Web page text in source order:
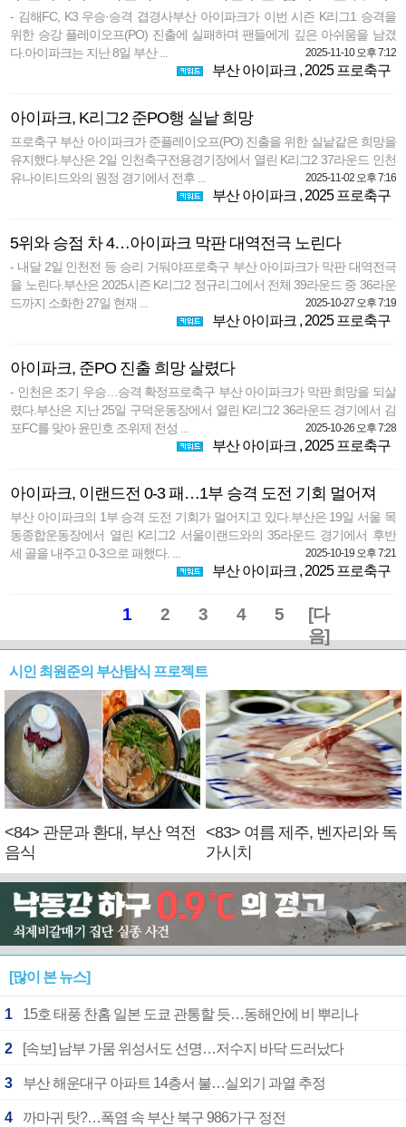
- 김해FC, K3 우승·승격 겹경사부산 아이파크가 이번 시즌 K리그1 승격을
위한 승강 플레이오프(PO) 진출에 실패하며 팬들에게 깊은 아쉬움을 남겼
다.아이파크는 지난 8일 부산 ...
2025-11-10 오후 7:12
부산 아이파크 , 2025 프로축구
아이파크, K리그2 준PO행 실낱 희망
프로축구 부산 아이파크가 준플레이오프(PO) 진출을 위한 실낱같은 희망을
유지했다.부산은 2일 인천축구전용경기장에서 열린 K리그2 37라운드 인천
유나이티드와의 원정 경기에서 전후 ...
2025-11-02 오후 7:16
부산 아이파크 , 2025 프로축구
5위와 승점 차 4…아이파크 막판 대역전극 노린다
- 내달 2일 인천전 등 승리 거둬야프로축구 부산 아이파크가 막판 대역전극
을 노린다.부산은 2025시즌 K리그2 정규리그에서 전체 39라운드 중 36라운
드까지 소화한 27일 현재 ...
2025-10-27 오후 7:19
부산 아이파크 , 2025 프로축구
아이파크, 준PO 진출 희망 살렸다
- 인천은 조기 우승…승격 확정프로축구 부산 아이파크가 막판 희망을 되살
렸다.부산은 지난 25일 구덕운동장에서 열린 K리그2 36라운드 경기에서 김
포FC를 맞아 윤민호 조위제 전성 ...
2025-10-26 오후 7:28
부산 아이파크 , 2025 프로축구
아이파크, 이랜드전 0-3 패…1부 승격 도전 기회 멀어져
부산 아이파크의 1부 승격 도전 기회가 멀어지고 있다.부산은 19일 서울 목
동종합운동장에서 열린 K리그2 서울이랜드와의 35라운드 경기에서 후반
세 골을 내주고 0-3으로 패했다. ...
2025-10-19 오후 7:21
부산 아이파크 , 2025 프로축구
1 2 3 4 5
[다
음]
시인 최원준의 부산탐식 프로젝트
<84> 관문과 환대, 부산 역전
음식
<83> 여름 제주, 벤자리와 독
가시치
[많이 본 뉴스]
1 15호 태풍 찬홈 일본 도쿄 관통할 듯…동해안에 비 뿌리나
2 [속보] 남부 가뭄 위성서도 선명…저수지 바닥 드러났다
3 부산 해운대구 아파트 14층서 불…실외기 과열 추정
4 까마귀 탓?…폭염 속 부산 북구 986가구 정전